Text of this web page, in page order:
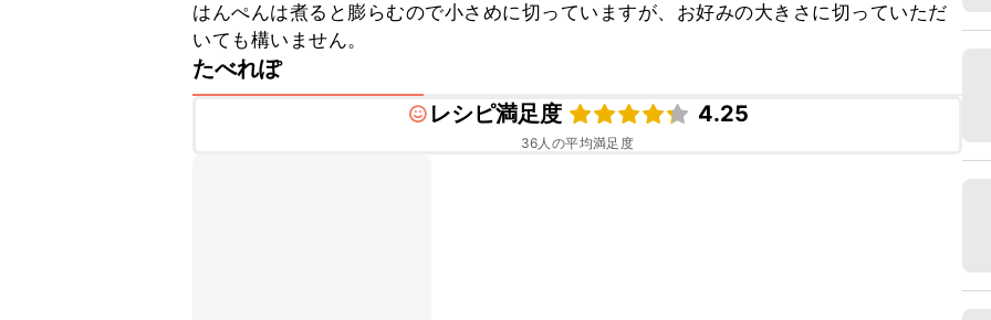
はんぺんは煮ると膨らむので小さめに切っていますが、お好みの大きさに切っていただ
いても構いません。
たべれぽ
レシピ満足度
4.25
36人の平均満足度